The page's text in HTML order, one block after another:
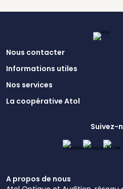
Nous contacter
Informations utiles
Nos services
La coopérative Atol
Suivez-
A propos de nous